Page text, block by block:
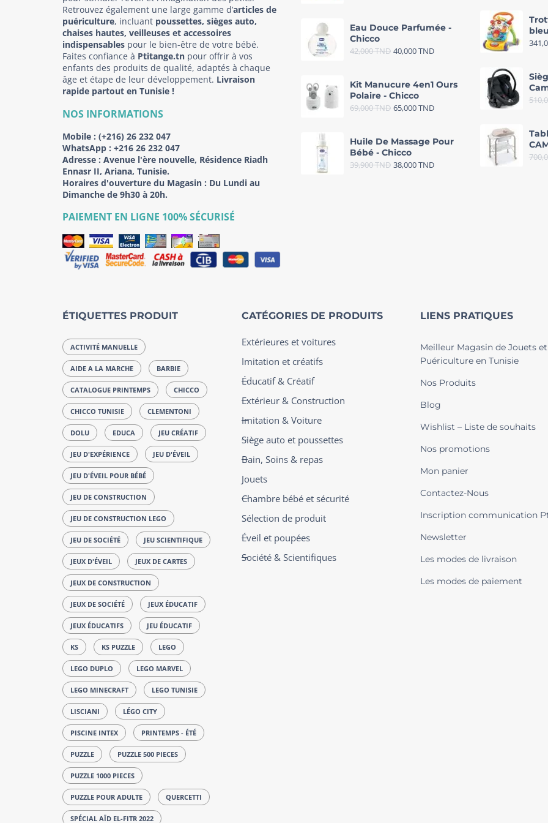
Retrouvez également une large gamme d’articles de
puériculture, incluant poussettes, sièges auto,
chaises hautes, veilleuses et accessoires
indispensables pour le bien-être de votre bébé.
Faites confiance à Ptitange.tn pour offrir à vos
enfants des produits de qualité, adaptés à chaque
âge et étape de leur développement. Livraison
rapide partout en Tunisie !
NOS INFORMATIONS
Mobile : (+216) 26 232 047
WhatsApp : +216 26 232 047
Adresse : Avenue l'ère nouvelle, Résidence Riadh
Ennasr II, Ariana, Tunisie.
Horaires d'ouverture du Magasin : Du Lundi au
Dimanche de 9h30 à 20h.
PAIEMENT EN LIGNE 100% SÉCURISÉ
Eau Douce Parfumée -
Chicco
42,000TND 40,000TND
Kit Manucure 4en1 Ours
Polaire - Chicco
69,000TND 65,000TND
Huile De Massage Pour
Bébé - Chicco
39,900TND 38,000TND
ÉTIQUETTES PRODUIT
ACTIVITÉ MANUELLE
AIDE A LA MARCHE BARBIE
CATALOGUE PRINTEMPS CHICCO
CHICCO TUNISIE CLEMENTONI
DOLU EDUCA JEU CRÉATIF
JEU D'EXPÉRIENCE JEU D'ÉVEIL
JEU D'ÉVEIL POUR BÉBÉ
JEU DE CONSTRUCTION
JEU DE CONSTRUCTION LEGO
JEU DE SOCIÉTÉ JEU SCIENTIFIQUE
JEUX D'ÉVEIL JEUX DE CARTES
JEUX DE CONSTRUCTION
JEUX DE SOCIÉTÉ JEUX ÉDUCATIF
JEUX ÉDUCATIFS JEU ÉDUCATIF
KS KS PUZZLE LEGO
LEGO DUPLO LEGO MARVEL
LEGO MINECRAFT LEGO TUNISIE
LISCIANI LÉGO CITY
PISCINE INTEX PRINTEMPS - ÉTÉ
PUZZLE PUZZLE 500 PIECES
PUZZLE 1000 PIECES
PUZZLE POUR ADULTE QUERCETTI
SPÉCIAL AÏD EL-FITR 2022
CATÉGORIES DE PRODUITS
Extérieures et voitures
Imitation et créatifs
Éducatif & Créatif
Extérieur & Construction
Imitation & Voiture
Siège auto et poussettes
Bain, Soins & repas
Jouets
Chambre bébé et sécurité
Sélection de produit
Éveil et poupées
Société & Scientifiques
LIENS PRATIQUES
Meilleur Magasin de Jouets et
Puériculture en Tunisie
Nos Produits
Blog
Wishlist – Liste de souhaits
Nos promotions
Mon panier
Contactez-Nous
Inscription communication
Newsletter
Les modes de livraison
Les modes de paiement